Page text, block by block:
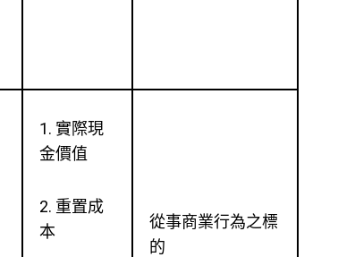
1. 實際現
金價值
2. 重置成
本
從事商業行為之標
的